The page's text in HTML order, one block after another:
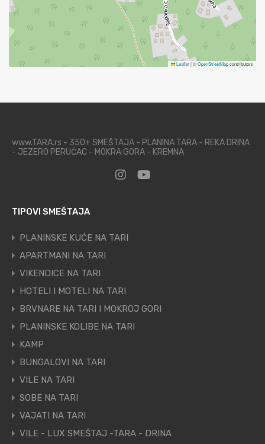
Leaflet|©OpenStreetMapcontributors
www.TARA.rs - 350+ SMEŠTAJA - PLANINA TARA - REKA DRINA
- JEZERO PERUĆAC - MOKRA GORA - KREMNA
TIPOVI SMEŠTAJA
PLANINSKE KUĆE NA TARI
APARTMANI NA TARI
VIKENDICE NA TARI
HOTELI I MOTELI NA TARI
BRVNARE NA TARI I MOKROJ GORI
PLANINSKE KOLIBE NA TARI
KAMP
BUNGALOVI NA TARI
VILE NA TARI
SOBE NA TARI
VAJATI NA TARI
VILE - LUX SMEŠTAJ -TARA - DRINA